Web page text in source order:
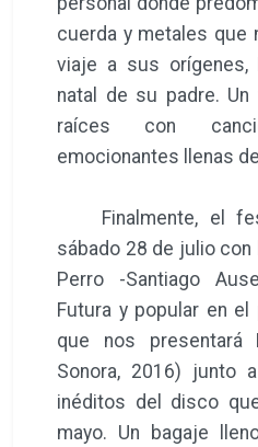
cuerda y metales que
viaje a sus orígenes,
natal de su padre.
raíces con
emocionantes llenas
Finalmente, el
sábado 28 de julio
Perro -Santiago
Futura y popular en
que nos presentará
Sonora, 2016) junto
inéditos del disco
mayo. Un bagaje